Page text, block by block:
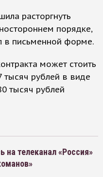
расторгнуть
порядке,
в письменной форме.
может стоить
тысяч рублей в виде
тысяч рублей
на телеканал «Россия»